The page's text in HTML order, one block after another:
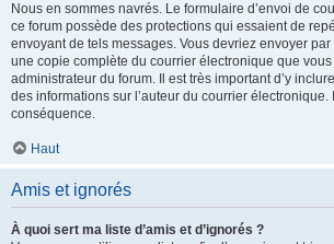
Nous en sommes navrés. Le formulaire d’envoi de
ce forum possède des protections qui essaient de
envoyant de tels messages. Vous devriez envoyer
une copie complète du courrier électronique que
administrateur du forum. Il est très important d’y
des informations sur l’auteur du courrier électronique.
conséquence.
Haut
Amis et ignorés
À quoi sert ma liste d’amis et d’ignorés ?